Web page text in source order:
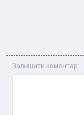
Залишити коментар: